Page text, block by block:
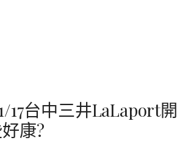
17台中三井LaLaport開
康?